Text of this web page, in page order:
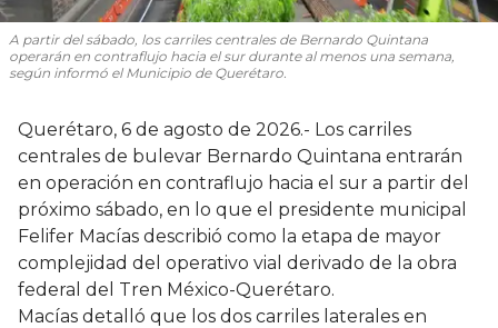
A partir del sábado, los carriles centrales de Bernardo Quintana
operarán en contraflujo hacia el sur durante al menos una semana,
según informó el Municipio de Querétaro.
Querétaro, 6 de agosto de 2026.- Los carriles
centrales de bulevar Bernardo Quintana entrarán
en operación en contraflujo hacia el sur a partir del
próximo sábado, en lo que el presidente municipal
Felifer Macías describió como la etapa de mayor
complejidad del operativo vial derivado de la obra
federal del Tren México-Querétaro.
Macías detalló que los dos carriles laterales en